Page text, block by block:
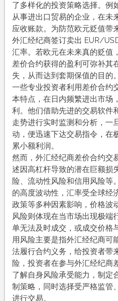
了多样化的投资策略选择。例
从事进出口贸易的企业，在未
应收账款。为防范欧元贬值带
外汇经纪商签订卖出 EUR/
汇率。若欧元在未来真的贬值
差价合约获得的盈利可弥补其
失，从而达到套期保值的目的
一些专业投资者利用差价合约
本特点，在日内频繁进出市场
利。他们借助先进的交易软件
走势进行实时监测和分析，一
动，便迅速下达交易指令，在
累小额利润。
然而，外汇经纪商差价合约交
述因高杠杆导致的潜在巨额损
险、流动性风险和信用风险等
的高度波动性，汇率受全球经
政策等多种因素影响，价格波
风险则体现在当市场出现极端
单无法及时成交，或成交价格
用风险主要是指外汇经纪商可
法履行合约义务，给投资者带
险，投资者在参与外汇经纪商
了解自身风险承受能力，制定
制策略，同时选择受严格监管
进行交易。